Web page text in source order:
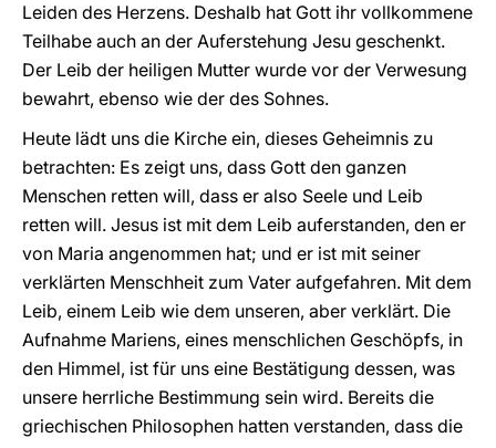
Leiden des Herzens. Deshalb hat Gott ihr vollkommene
Teilhabe auch an der Auferstehung Jesu geschenkt.
Der Leib der heiligen Mutter wurde vor der Verwesung
bewahrt, ebenso wie der des Sohnes.
Heute lädt uns die Kirche ein, dieses Geheimnis zu
betrachten: Es zeigt uns, dass Gott den ganzen
Menschen retten will, dass er also Seele und Leib
retten will. Jesus ist mit dem Leib auferstanden, den er
von Maria angenommen hat; und er ist mit seiner
verklärten Menschheit zum Vater aufgefahren. Mit dem
Leib, einem Leib wie dem unseren, aber verklärt. Die
Aufnahme Mariens, eines menschlichen Geschöpfs, in
den Himmel, ist für uns eine Bestätigung dessen, was
unsere herrliche Bestimmung sein wird. Bereits die
griechischen Philosophen hatten verstanden, dass die